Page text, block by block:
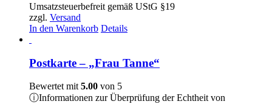
Umsatzsteuerbefreit gemäß UStG §19
zzgl. Versand
In den Warenkorb Details
Postkarte – „Frau Tanne“
Bewertet mit 5.00 von 5
ⓘInformationen zur Überprüfung der Echtheit von